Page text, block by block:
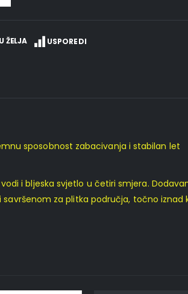
ŽELJA USPOREDI
sposobnost zabacivanja i stabilan let
i bljeska svjetlo u četiri smjera.
za plitka područja, točno iznad